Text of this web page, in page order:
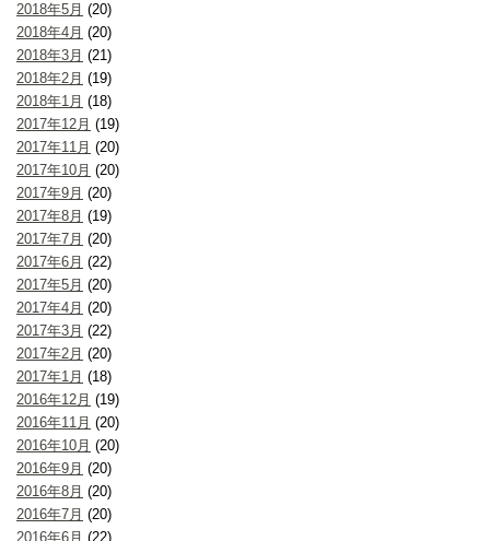
2018年5月 (20)
2018年4月 (20)
2018年3月 (21)
2018年2月 (19)
2018年1月 (18)
2017年12月 (19)
2017年11月 (20)
2017年10月 (20)
2017年9月 (20)
2017年8月 (19)
2017年7月 (20)
2017年6月 (22)
2017年5月 (20)
2017年4月 (20)
2017年3月 (22)
2017年2月 (20)
2017年1月 (18)
2016年12月 (19)
2016年11月 (20)
2016年10月 (20)
2016年9月 (20)
2016年8月 (20)
2016年7月 (20)
2016年6月 (22)